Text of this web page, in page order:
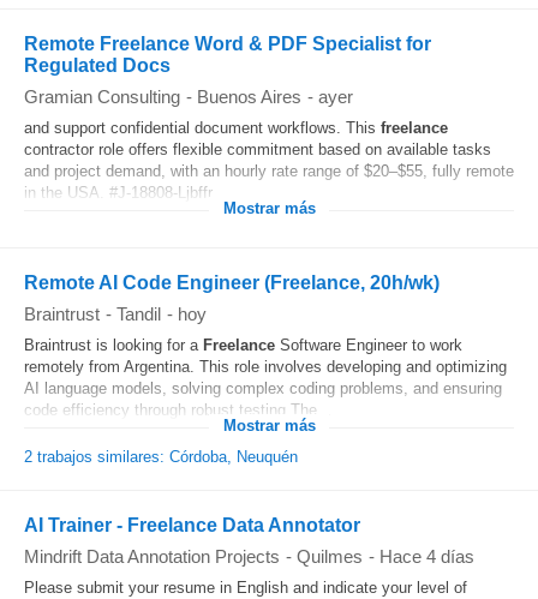
Remote Freelance Word & PDF Specialist for
Regulated Docs
Gramian Consulting - Buenos Aires - ayer
and support confidential document workflows. This freelance
contractor role offers flexible commitment based on available tasks
and project demand, with an hourly rate range of $20–$55, fully remote
in the USA. #J-18808-Ljbffr...
Mostrar más
Remote AI Code Engineer (Freelance, 20h/wk)
Braintrust - Tandil - hoy
Braintrust is looking for a Freelance Software Engineer to work
remotely from Argentina. This role involves developing and optimizing
AI language models, solving complex coding problems, and ensuring
code efficiency through robust testing.The...
Mostrar más
2 trabajos similares: Córdoba, Neuquén
AI Trainer - Freelance Data Annotator
Mindrift Data Annotation Projects - Quilmes - Hace 4 días
Please submit your resume in English and indicate your level of